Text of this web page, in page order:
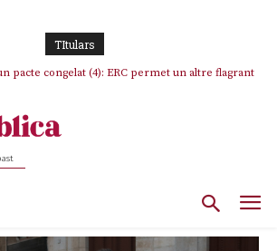
TItulars
pacte congelat (4): ERC permet un altre flagrant